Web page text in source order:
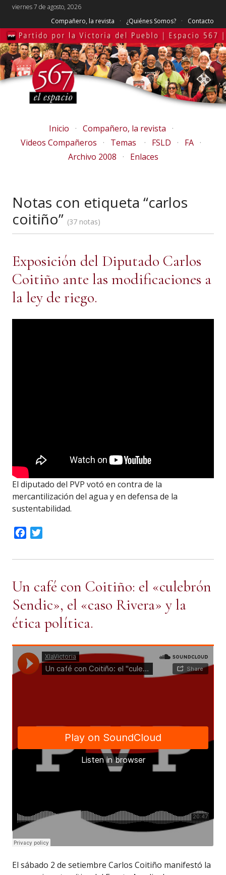
viernes 7 de agosto, 2026
Compañero, la revista
¿Quiénes Somos? Contacto
Inicio
Compañero, la revista
Videos Compañeros
Temas FSLD
FA
Archivo 2008
Enlaces
Notas con etiqueta “carlos
coitiño”
37 notas
Exposición del Diputado Carlos
Coitiño ante las modificaciones a
la ley de riego.
El diputado del PVP votó en contra de la
mercantilización del agua y en defensa de la
sustentabilidad.
Facebook
Un café con Coitiño: el «culebrón
Sendic», el «caso Rivera» y la
ética política.
El sábado 2 de setiembre Carlos Coitiño manifestó la